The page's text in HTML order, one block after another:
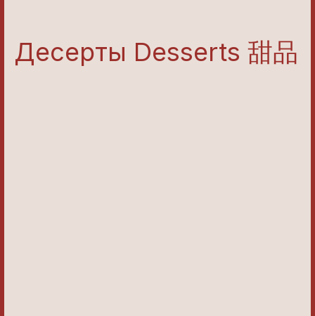
Десерты Desserts 甜品